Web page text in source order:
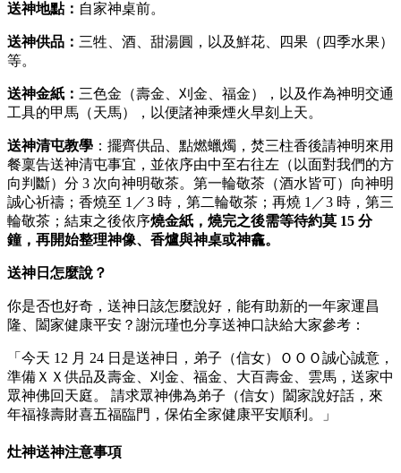
送神地點： 自家神桌前。
送神供品： 三牲、酒、甜湯圓，以及鮮花、四果（四季水果）
等。
送神金紙： 三色金（壽金、刈金、福金），以及作為神明交通
工具的甲馬（天馬），以便諸神乘煙火早刻上天。
送神清屯教學 ：擺齊供品、點燃蠟燭，焚三柱香後請神明來用
餐稟告送神清屯事宜，並依序由中至右往左（以面對我們的方
向判斷）分 3 次向神明敬茶。第一輪敬茶（酒水皆可）向神明
誠心祈禱；香燒至 1／3 時，第二輪敬茶；再燒 1／3 時，第三
輪敬茶；結束之後依序燒金紙，燒完之後需等待約莫 15 分
鐘，再開始整理神像、香爐與神桌或神龕。
送神日怎麼說？
你是否也好奇，送神日該怎麼說好，能有助新的一年家運昌
隆、闔家健康平安？謝沅瑾也分享送神口訣給大家參考：
「今天 12 月 24 日是送神日，弟子（信女）ＯＯＯ誠心誠意，
準備ＸＸ供品及壽金、刈金、福金、大百壽金、雲馬，送家中
眾神佛回天庭。 請求眾神佛為弟子（信女）闔家說好話，來
年福祿壽財喜五福臨門，保佑全家健康平安順利。」
灶神送神注意事項